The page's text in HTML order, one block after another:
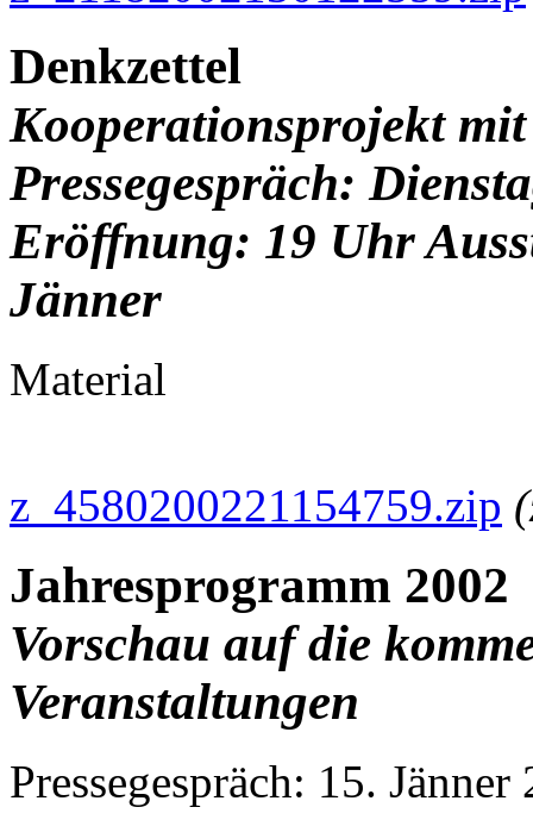
Denkzettel
Kooperationsprojekt
Pressegespräch:
Eröffnung: 19 Uhr
Jänner
Material
z_4580200221154759.zip
Jahresprogramm 2002
Vorschau auf die
Veranstaltungen
Pressegespräch: 15.